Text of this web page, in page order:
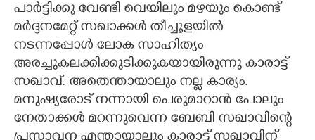
പാർട്ടിക്കു വേണ്ടി വെയിലും മഴയും കൊണ്ട്
മർദ്ദനമേറ്റ് സഖാക്കൾ തീച്ചൂളയിൽ
നടന്നപ്പോൾ ലോക സാഹിത്യം
അരച്ചുകലക്കിക്കുടിക്കുകയായിരുന്നു കാരാട്ട്
സഖാവ്. അതെന്തായാലും നല്ല കാര്യം.
മനുഷ്യരോട് നന്നായി പെരുമാറാൻ പോലും
നേതാക്കൾ മറന്നുവെന്ന ബേബി സഖാവിന്റെ